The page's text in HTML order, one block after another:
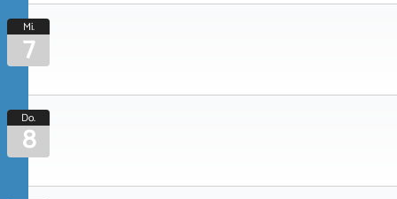
Mi.
7
Do.
8